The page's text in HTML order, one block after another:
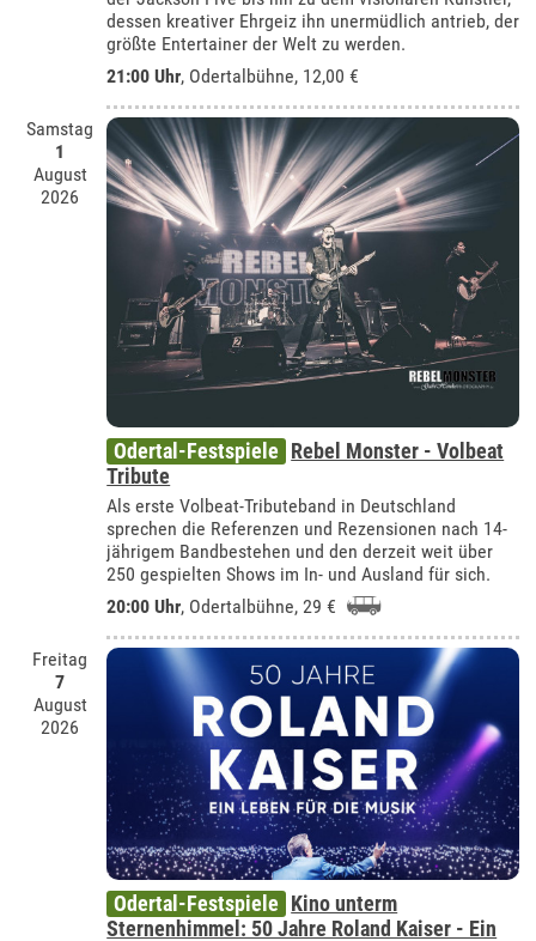
dessen kreativer Ehrgeiz ihn unermüdlich antrieb, der
größte Entertainer der Welt zu werden.
21:00 Uhr, Odertalbühne, 12,00 €
Samstag
1
August
2026
Odertal-Festspiele Rebel Monster - Volbeat
Tribute
Als erste Volbeat-Tributeband in Deutschland
sprechen die Referenzen und Rezensionen nach 14-
jährigem Bandbestehen und den derzeit weit über
250 gespielten Shows im In- und Ausland für sich.
20:00 Uhr, Odertalbühne, 29 €
Freitag
7
August
2026
Odertal-Festspiele Kino unterm
Sternenhimmel: 50 Jahre Roland Kaiser - Ein